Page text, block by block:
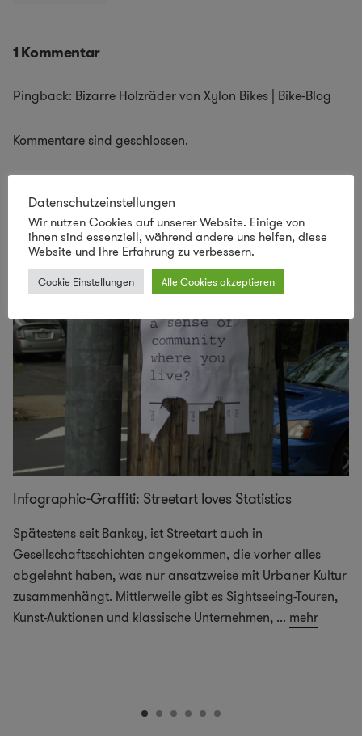
1 Kommentar
Pingback: Bizarre Holzräder von Xylon Bikes | Bike-Blog
Kommentare sind geschlossen.
Verwandte Beiträge
Infographic-Graffiti: Streetart loves Statistics
Spätestens seit Banksy, ist Streetart auch in
Gesellschaftsschichten angekommen, die vorher alles
abgelehnt haben, was nur ansatzweise mit Urbaner Kultur
zusammenhängt. Mittlerweile gibt es Sightseeing-Touren,
Kunst-Auktionen und klassische Unternehmen, ... mehr
Datenschutzeinstellungen
Wir nutzen Cookies auf unserer Website. Einige von
ihnen sind essenziell, während andere uns helfen, diese
Website und Ihre Erfahrung zu verbessern.
Cookie Einstellungen Alle Cookies akzeptieren